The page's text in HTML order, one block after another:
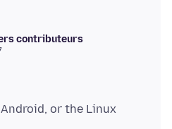
contributeurs
or the Linux